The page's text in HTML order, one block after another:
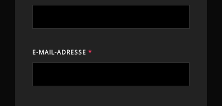
E-MAIL-ADRESSE *